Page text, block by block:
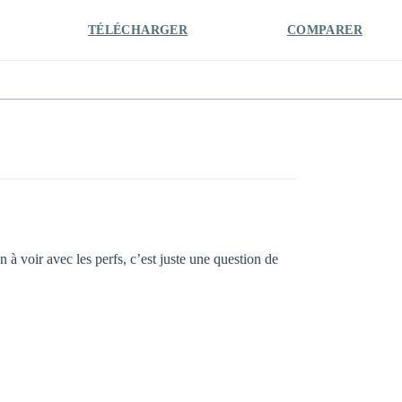
TÉLÉCHARGER COMPARER
à voir avec les perfs, c’est juste une question de